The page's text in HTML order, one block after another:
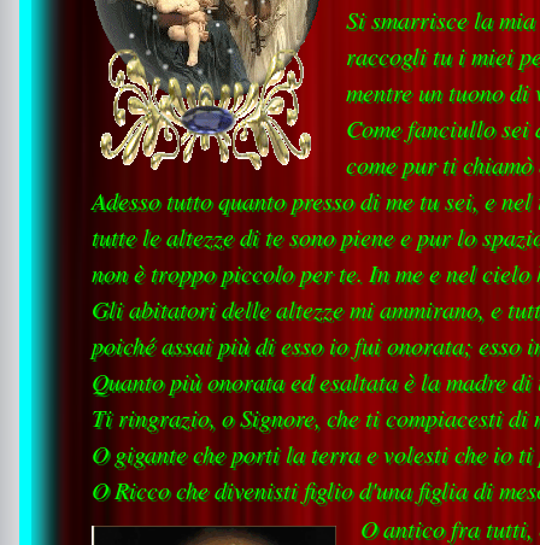
Si smarrisce la
raccogli tu i miei
mentre un tuono
Come fanciullo sei
come pur ti
Adesso tutto quanto presso di me tu sei, e
tutte le altezze di te sono piene e pur lo
non è troppo piccolo per te. In me e nel
Gli abitatori delle altezze mi ammirano, e
poiché assai più di esso io fui onorata; esso
Quanto più onorata ed esaltata è la madre
Ti ringrazio, o Signore, che ti compiacesti di
O gigante che porti la terra e volesti che io
O Ricco che divenisti figlio d'una figlia di
O antico fra tutti,